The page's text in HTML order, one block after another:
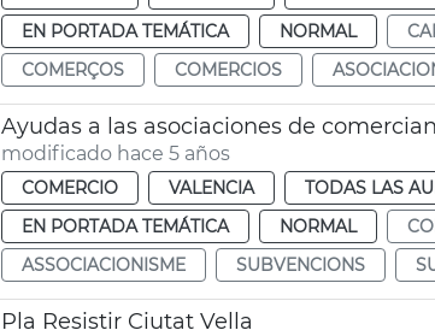
EN PORTADA TEMÁTICA
NORMAL
COMERÇOS
COMERCIOS
Ayudas a las asociaciones de
modificado hace 5 años
COMERCIO VALENCIA TODAS LAS
EN PORTADA TEMÁTICA
NORMAL
ASSOCIACIONISME
SUBVENCIONS
Pla Resistir Ciutat Vella